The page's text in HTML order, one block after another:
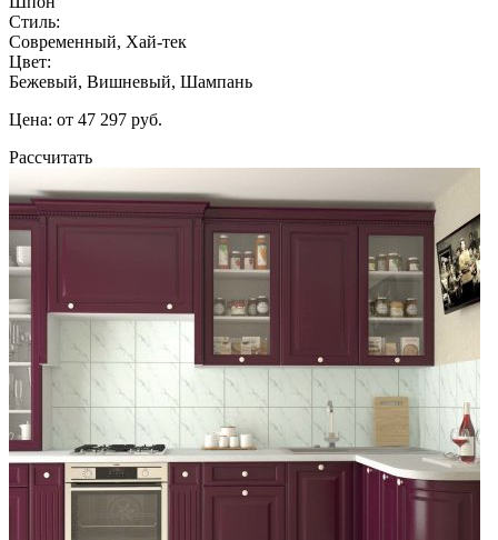
Стиль:
Современный, Хай-тек
Цвет:
Бежевый, Вишневый, Шампань
Цена: от 47 297 руб.
Рассчитать